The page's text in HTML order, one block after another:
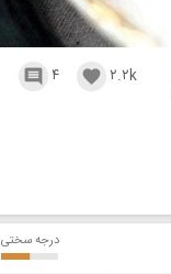
۴  ۲.۲k 
درجه سختی